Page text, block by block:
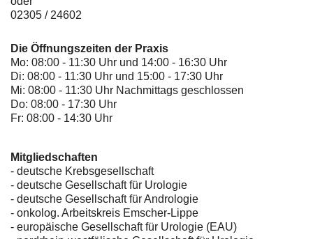
02305 / 24602
Die Öffnungszeiten der Praxis
Mo: 08:00 - 11:30 Uhr und 14:00 - 16:30 Uhr
Di: 08:00 - 11:30 Uhr und 15:00 - 17:30 Uhr
Mi: 08:00 - 11:30 Uhr Nachmittags geschlossen
Do: 08:00 - 17:30 Uhr
Fr: 08:00 - 14:30 Uhr
Mitgliedschaften
- deutsche Krebsgesellschaft
- deutsche Gesellschaft für Urologie
- deutsche Gesellschaft für Andrologie
- onkolog. Arbeitskreis Emscher-Lippe
- europäische Gesellschaft für Urologie (EAU)